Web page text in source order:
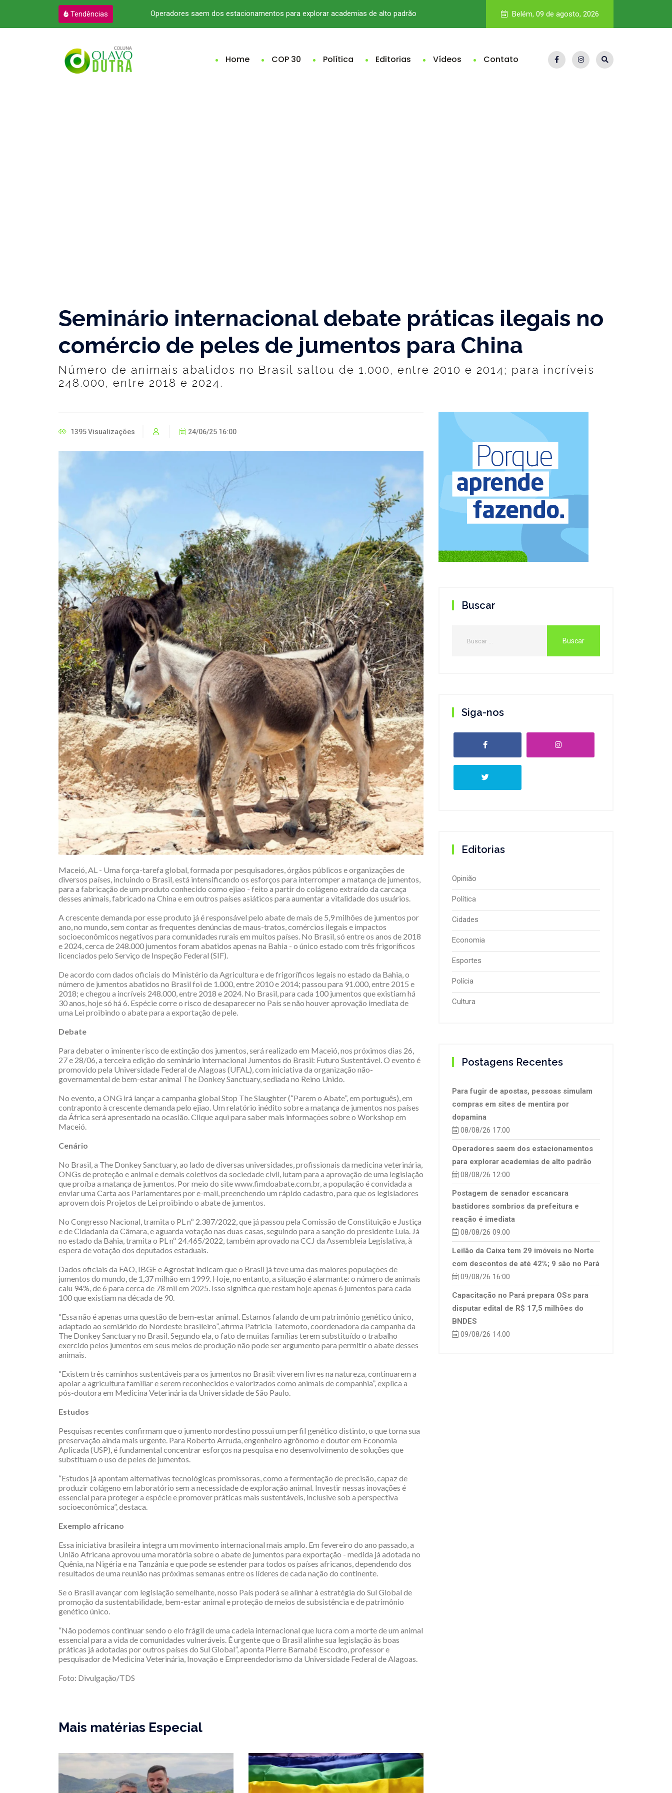
Tendências
sites de mentira por dopamina Operadores saem dos estacionamentos para explorar academias de alto padrão Vale nega dívida bilionária de royalties; Pará teria direito a
Belém, 09 de agosto, 2026
Home COP 30 Política Editorias Vídeos Contato
Seminário internacional debate práticas ilegais no
comércio de peles de jumentos para China
Número de animais abatidos no Brasil saltou de 1.000, entre 2010 e 2014; para incríveis
248.000, entre 2018 e 2024.
1395 Visualizações 24/06/25 16:00
Maceió, AL - Uma força-tarefa global, formada por pesquisadores, órgãos públicos e organizações de
diversos países, incluindo o Brasil, está intensificando os esforços para interromper a matança de jumentos,
para a fabricação de um produto conhecido como ejiao - feito a partir do colágeno extraído da carcaça
desses animais, fabricado na China e em outros países asiáticos para aumentar a vitalidade dos usuários.
A crescente demanda por esse produto já é responsável pelo abate de mais de 5,9 milhões de jumentos por
ano, no mundo, sem contar as frequentes denúncias de maus-tratos, comércios ilegais e impactos
socioeconômicos negativos para comunidades rurais em muitos países. No Brasil, só entre os anos de 2018
e 2024, cerca de 248.000 jumentos foram abatidos apenas na Bahia - o único estado com três frigoríficos
licenciados pelo Serviço de Inspeção Federal (SIF).
De acordo com dados oficiais do Ministério da Agricultura e de frigoríficos legais no estado da Bahia, o
número de jumentos abatidos no Brasil foi de 1.000, entre 2010 e 2014; passou para 91.000, entre 2015 e
2018; e chegou a incríveis 248.000, entre 2018 e 2024. No Brasil, para cada 100 jumentos que existiam há
30 anos, hoje só há 6. Espécie corre o risco de desaparecer no País se não houver aprovação imediata de
uma Lei proibindo o abate para a exportação de pele.
Debate
Para debater o iminente risco de extinção dos jumentos, será realizado em Maceió, nos próximos dias 26,
27 e 28/06, a terceira edição do seminário internacional Jumentos do Brasil: Futuro Sustentável. O evento é
promovido pela Universidade Federal de Alagoas (UFAL), com iniciativa da organização não-
governamental de bem-estar animal The Donkey Sanctuary, sediada no Reino Unido.
No evento, a ONG irá lançar a campanha global Stop The Slaughter (“Parem o Abate”, em português), em
contraponto à crescente demanda pelo ejiao. Um relatório inédito sobre a matança de jumentos nos países
da África será apresentado na ocasião. Clique aqui para saber mais informações sobre o Workshop em
Maceió.
Cenário
No Brasil, a The Donkey Sanctuary, ao lado de diversas universidades, profissionais da medicina veterinária,
ONGs de proteção e animal e demais coletivos da sociedade civil, lutam para a aprovação de uma legislação
que proíba a matança de jumentos. Por meio do site www.fimdoabate.com.br, a população é convidada a
enviar uma Carta aos Parlamentares por e-mail, preenchendo um rápido cadastro, para que os legisladores
aprovem dois Projetos de Lei proibindo o abate de jumentos.
No Congresso Nacional, tramita o PL nº 2.387/2022, que já passou pela Comissão de Constituição e Justiça
e de Cidadania da Câmara, e aguarda votação nas duas casas, seguindo para a sanção do presidente Lula. Já
no estado da Bahia, tramita o PL nº 24.465/2022, também aprovado na CCJ da Assembleia Legislativa, à
espera de votação dos deputados estaduais.
Dados oficiais da FAO, IBGE e Agrostat indicam que o Brasil já teve uma das maiores populações de
jumentos do mundo, de 1,37 milhão em 1999. Hoje, no entanto, a situação é alarmante: o número de animais
caiu 94%, de 6 para cerca de 78 mil em 2025. Isso significa que restam hoje apenas 6 jumentos para cada
100 que existiam na década de 90.
“Essa não é apenas uma questão de bem-estar animal. Estamos falando de um patrimônio genético único,
adaptado ao semiárido do Nordeste brasileiro”, afirma Patricia Tatemoto, coordenadora da campanha da
The Donkey Sanctuary no Brasil. Segundo ela, o fato de muitas famílias terem substituído o trabalho
exercido pelos jumentos em seus meios de produção não pode ser argumento para permitir o abate desses
animais.
“Existem três caminhos sustentáveis para os jumentos no Brasil: viverem livres na natureza, continuarem a
apoiar a agricultura familiar e serem reconhecidos e valorizados como animais de companhia”, explica a
pós-doutora em Medicina Veterinária da Universidade de São Paulo.
Estudos
Pesquisas recentes confirmam que o jumento nordestino possui um perfil genético distinto, o que torna sua
preservação ainda mais urgente. Para Roberto Arruda, engenheiro agrônomo e doutor em Economia
Aplicada (USP), é fundamental concentrar esforços na pesquisa e no desenvolvimento de soluções que
substituam o uso de peles de jumentos.
“Estudos já apontam alternativas tecnológicas promissoras, como a fermentação de precisão, capaz de
produzir colágeno em laboratório sem a necessidade de exploração animal. Investir nessas inovações é
essencial para proteger a espécie e promover práticas mais sustentáveis, inclusive sob a perspectiva
socioeconômica”, destaca.
Exemplo africano
Essa iniciativa brasileira integra um movimento internacional mais amplo. Em fevereiro do ano passado, a
União Africana aprovou uma moratória sobre o abate de jumentos para exportação - medida já adotada no
Quênia, na Nigéria e na Tanzânia e que pode se estender para todos os países africanos, dependendo dos
resultados de uma reunião nas próximas semanas entre os líderes de cada nação do continente.
Se o Brasil avançar com legislação semelhante, nosso País poderá se alinhar à estratégia do Sul Global de
promoção da sustentabilidade, bem-estar animal e proteção de meios de subsistência e de patrimônio
genético único.
“Não podemos continuar sendo o elo frágil de uma cadeia internacional que lucra com a morte de um animal
essencial para a vida de comunidades vulneráveis. É urgente que o Brasil alinhe sua legislação às boas
práticas já adotadas por outros países do Sul Global”, aponta Pierre Barnabé Escodro, professor e
pesquisador de Medicina Veterinária, Inovação e Empreendedorismo da Universidade Federal de Alagoas.
Foto: Divulgação/TDS
Mais matérias Especial
Buscar
Siga-nos
Editorias
Opinião
Política
Cidades
Economia
Esportes
Polícia
Cultura
Postagens Recentes
Para fugir de apostas, pessoas simulam
compras em sites de mentira por
dopamina
08/08/26 17:00
Operadores saem dos estacionamentos
para explorar academias de alto padrão
08/08/26 12:00
Postagem de senador escancara
bastidores sombrios da prefeitura e
reação é imediata
08/08/26 09:00
Leilão da Caixa tem 29 imóveis no Norte
com descontos de até 42%; 9 são no Pará
09/08/26 16:00
Capacitação no Pará prepara OSs para
disputar edital de R$ 17,5 milhões do
BNDES
09/08/26 14:00